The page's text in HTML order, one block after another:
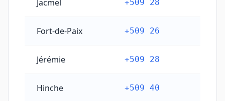
Jacmel +509 28
Fort-de-Paix +509 26
Jérémie +509 28
Hinche +509 40